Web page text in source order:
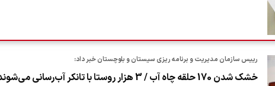
رییس سازمان مدیریت و برنامه ریزی سیستان و بلوچستان خبر داد:
خشک شدن 170 حلقه چاه آب / 3 هزار روستا با تانکر آب‌رسانی می‌شوند